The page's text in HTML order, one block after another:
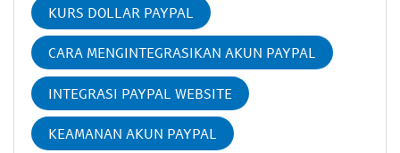
KURS DOLLAR PAYPAL
CARA MENGINTEGRASIKAN AKUN PAYPAL
INTEGRASI PAYPAL WEBSITE
KEAMANAN AKUN PAYPAL